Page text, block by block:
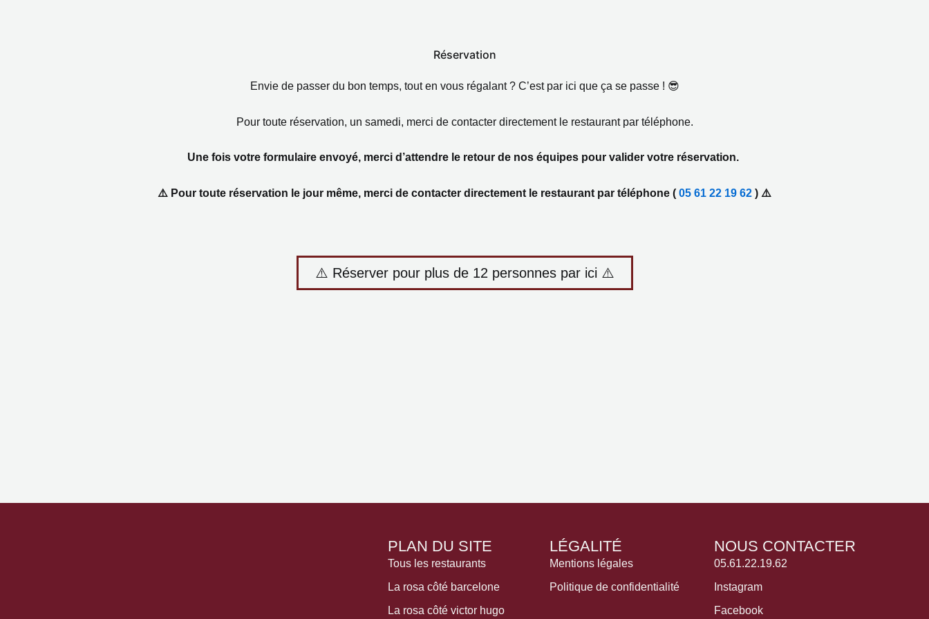
Réservation
Envie de passer du bon temps, tout en vous régalant ? C’est par ici que ça se passe ! 😎
Pour toute réservation, un samedi, merci de contacter directement le restaurant par téléphone.
Une fois votre formulaire envoyé, merci d’attendre le retour de nos équipes pour valider votre réservation.
⚠️ Pour toute réservation le jour même, merci de contacter directement le restaurant par téléphone ( 05 61 22 19 62 ) ⚠️
⚠️ Réserver pour plus de 12 personnes par ici ⚠️
PLAN DU SITE
Tous les restaurants
La rosa côté barcelone
La rosa côté victor hugo
LÉGALITÉ
Mentions légales
Politique de confidentialité
NOUS CONTACTER
05.61.22.19.62
Instagram
Facebook